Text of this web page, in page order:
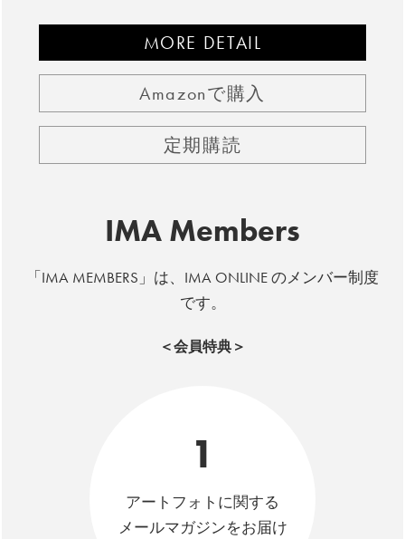
MORE DETAIL
Amazonで購入
定期購読
IMA Members
「IMA MEMBERS」は、IMA ONLINE のメンバー制度
です。
＜会員特典＞
1
アートフォトに関する
メールマガジンをお届け